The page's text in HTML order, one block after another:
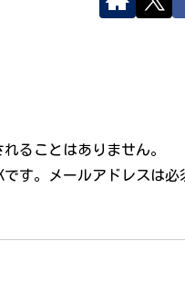
ることはありません。
です。メールアドレスは